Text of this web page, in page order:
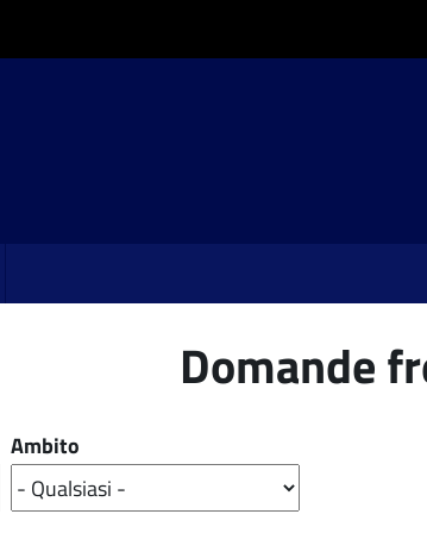
Domande
Ambito